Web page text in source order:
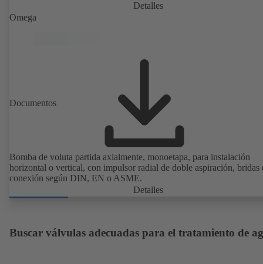
Detalles
Omega
Documentos
Bomba de voluta partida axialmente, monoetapa, para instalación
horizontal o vertical, con impulsor radial de doble aspiración, bridas
conexión según DIN, EN o ASME.
Detalles
Buscar válvulas adecuadas para el tratamiento de